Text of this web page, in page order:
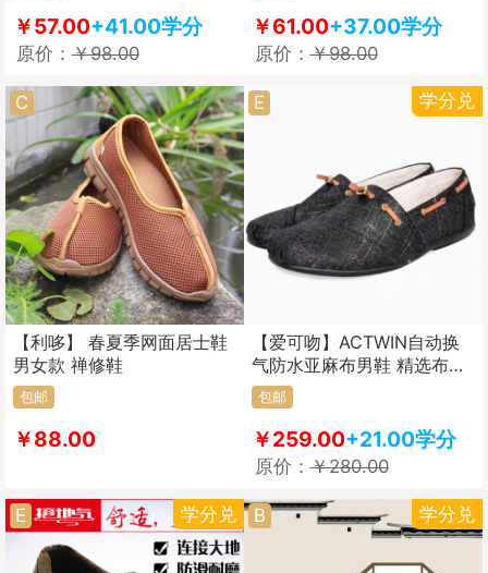
￥57.00+41.00学分
原价：￥98.00
￥61.00+37.00学分
原价：￥98.00
C
【利哆】 春夏季网面居士鞋
男女款 禅修鞋
包邮
￥88.00
E 学分兑
【爱可吻】ACTWIN自动换
气防水亚麻布男鞋 精选布料
包邮
￥259.00+21.00学分
原价：￥280.00
E 学分兑 B 学分兑